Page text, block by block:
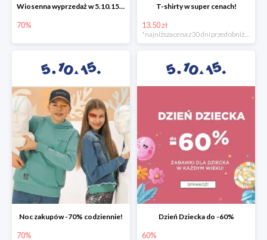
Wiosenna wyprzedaż w 5.10.15 -70%
70%
T-shirty w super cenach!
13.50 zł
*najniższa cena z 30 dni przed obniżką
Noc zakupów -70% codziennie!
70%
Dzień Dziecka do -60%
60%